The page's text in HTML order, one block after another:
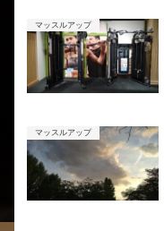
マッスルアップ
マッスルアップ